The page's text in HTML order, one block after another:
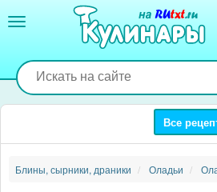
содержанию
Все
Блины, сырники, драники Оладьи